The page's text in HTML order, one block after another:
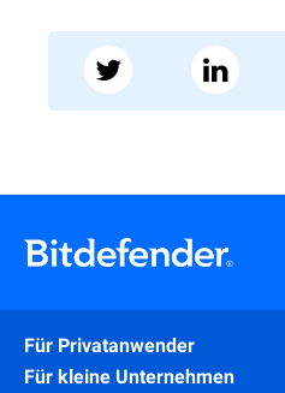
Für Privatanwender
Für kleine Unternehmen